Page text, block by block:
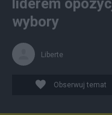
liderem
wybory
Liberte
Obserwuj temat